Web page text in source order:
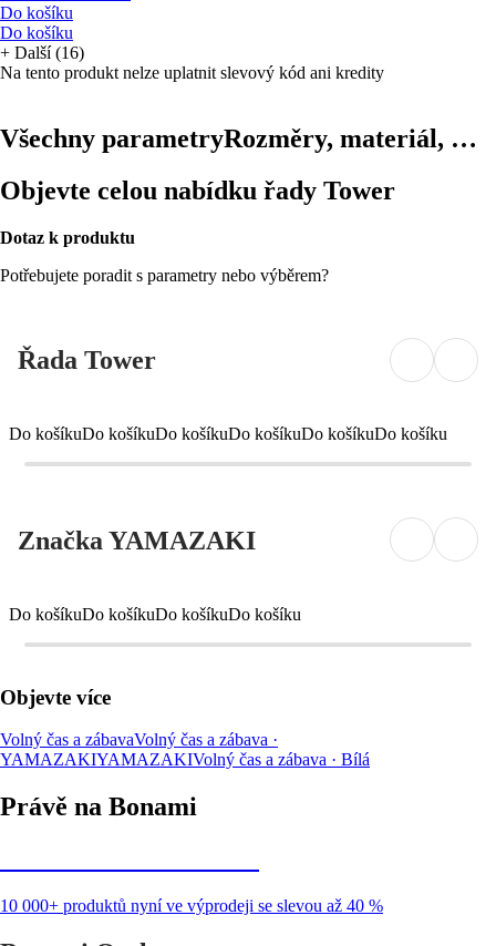
Do košíku
Do košíku
+ Další (16)
Na tento produkt nelze uplatnit slevový kód ani kredity
Všechny parametryRozměry, materiál, …
Objevte celou nabídku řady Tower
Dotaz k produktu
Potřebujete poradit s parametry nebo výběrem?
Řada Tower
Do košíkuDo košíkuDo košíkuDo košíkuDo košíkuDo košíku
Značka YAMAZAKI
Do košíkuDo košíkuDo košíkuDo košíku
Objevte více
Volný čas a zábavaVolný čas a zábava ·
YAMAZAKIYAMAZAKIVolný čas a zábava · Bílá
Právě na Bonami
10 000+ produktů nyní ve výprodeji se slevou až 40 %